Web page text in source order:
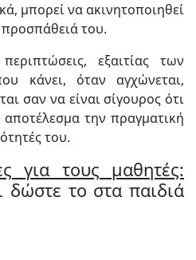
μπορεί να ακινητοποιηθεί
προσπάθειά του.
εξαιτίας των
κάνει, όταν αγχώνεται,
σαν να είναι σίγουρος ότι
την πραγματική
του.
για τους μαθητές:
δώστε το στα παιδιά